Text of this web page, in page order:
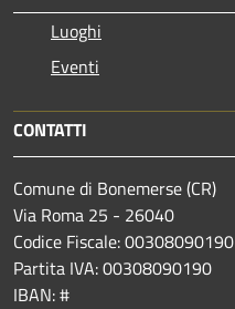
Luoghi
Eventi
CONTATTI
Comune di Bonemerse (CR)
Via Roma 25 - 26040
Codice Fiscale: 00308090190
Partita IVA: 00308090190
IBAN: #